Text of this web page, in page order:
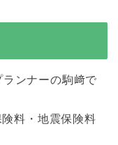
ンナーの駒﨑で
料・地震保険料